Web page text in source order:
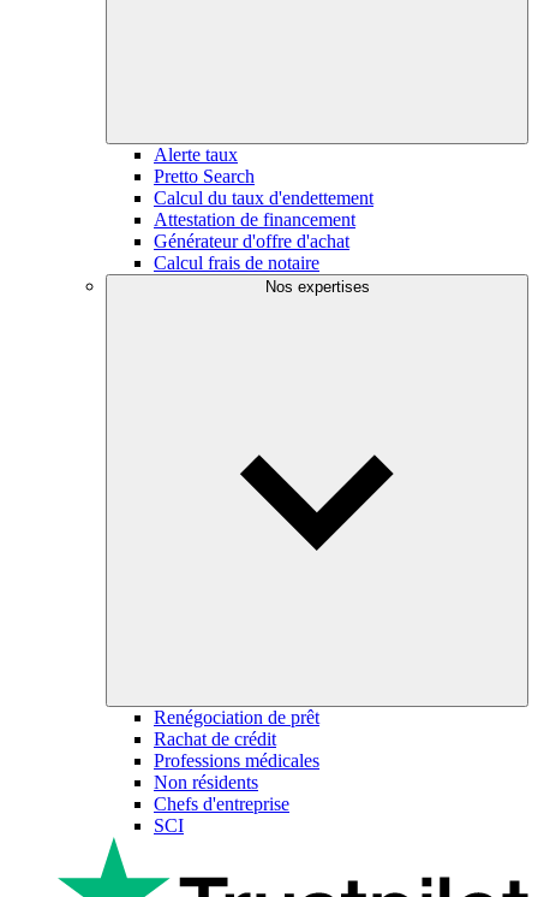
Alerte taux
Pretto Search
Calcul du taux d'endettement
Attestation de financement
Générateur d'offre d'achat
Calcul frais de notaire
Nos expertises
Renégociation de prêt
Rachat de crédit
Professions médicales
Non résidents
Chefs d'entreprise
SCI